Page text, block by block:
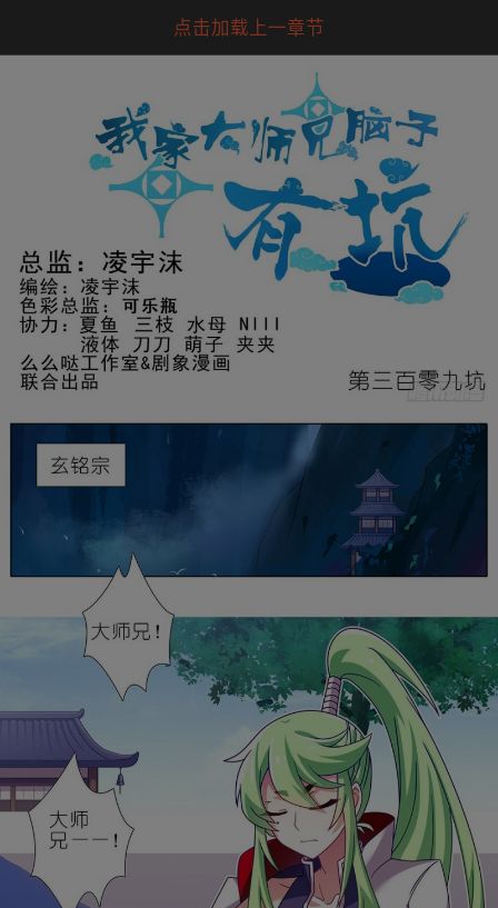
点击加载上一章节